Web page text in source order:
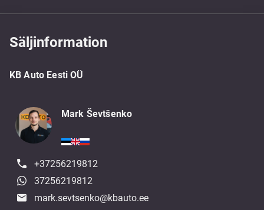
Säljinformation
KB Auto Eesti OÜ
Mark Ševtšenko
+37256219812
37256219812
mark.sevtsenko@kbauto.ee